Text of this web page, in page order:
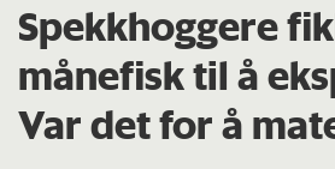
Spekkhoggere
månefisk til å
Var det for å